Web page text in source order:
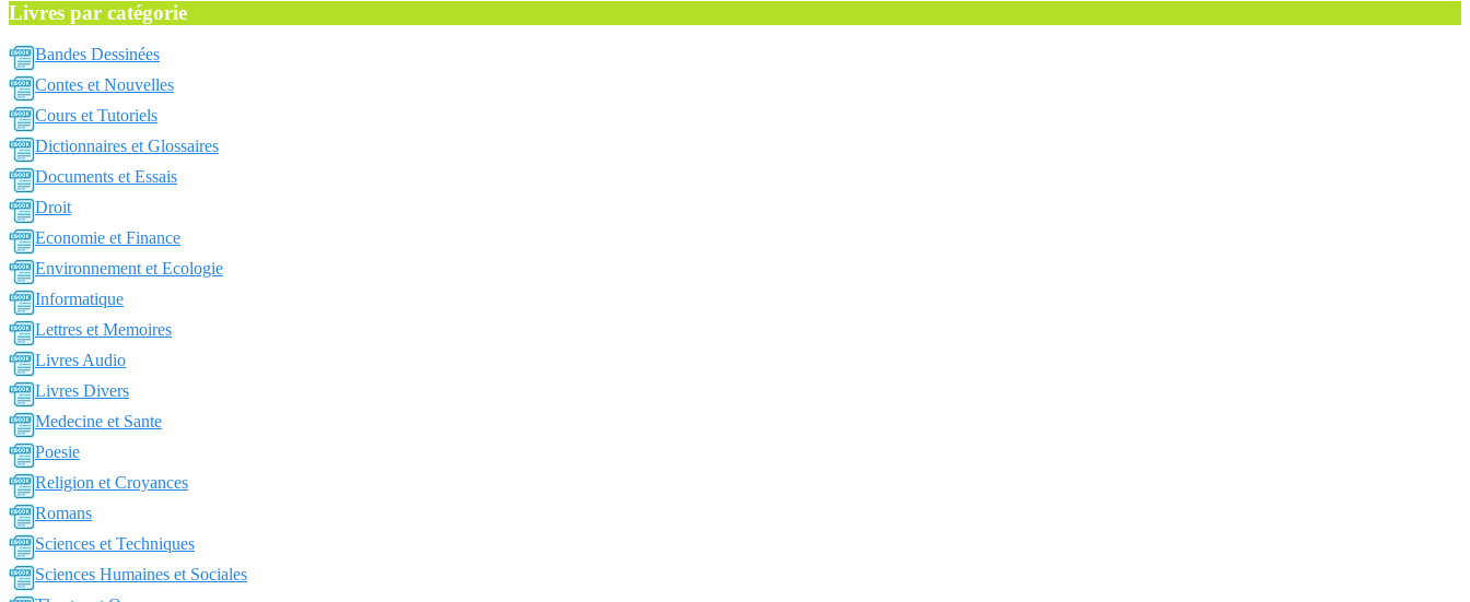
Livres par catégorie
Bandes Dessinées
Contes et Nouvelles
Cours et Tutoriels
Dictionnaires et Glossaires
Documents et Essais
Droit
Economie et Finance
Environnement et Ecologie
Informatique
Lettres et Memoires
Livres Audio
Livres Divers
Medecine et Sante
Poesie
Religion et Croyances
Romans
Sciences et Techniques
Sciences Humaines et Sociales